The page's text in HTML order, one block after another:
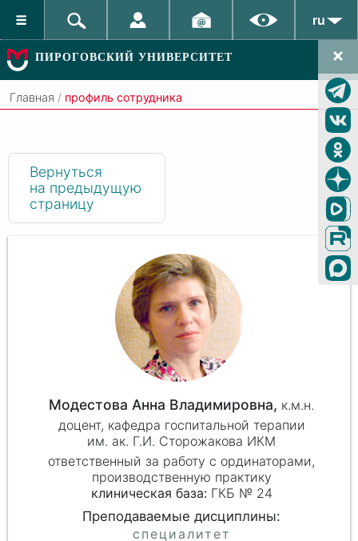
ru
ПИРОГОВСКИЙ УНИВЕРСИТЕТ
Главная / профиль сотрудника
Вернуться
на предыдущую
страницу
Модестова Анна Владимировна, к.м.н.
доцент, кафедра госпитальной терапии
им. ак. Г.И. Сторожакова ИКМ
ответственный за работу с ординаторами,
производственную практику
клиническая база:ГКБ № 24